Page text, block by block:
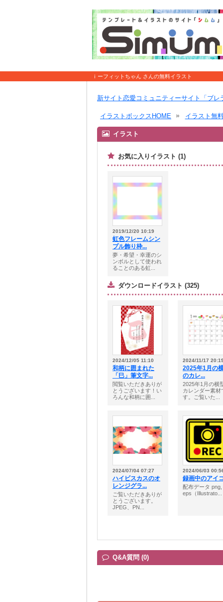
ｉーフィットちゃん さんの無料イラスト
新サイト恋愛コミュニティーサイト「ブレ
イラストボックスHOME イラスト無
イラスト
お気に入りイラスト (1)
2019/12/20 10:19
虹色フレームシン
プル飾り枠...
夢・希望・幸運のシ
ンボルとして使われ
ることのある虹...
ダウンロードイラスト (325)
2024/12/05 11:10
和柄に囲まれた
「巳」筆文字...
閲覧いただきありが
とうございます！い
ろんな和柄に囲...
2024/11/17
2025年1月の
のカレ...
2025年1月の横
カレンダー素材
す。ご覧いた...
2024/07/04 07:27
ハイビスカスのオ
レンジグラ...
ご覧いただきありが
とうございます。
JPEG、PN...
2024/06/03
録画中のアイ
配布データ png,
eps（Illustrato...
Q&A質問 (0)